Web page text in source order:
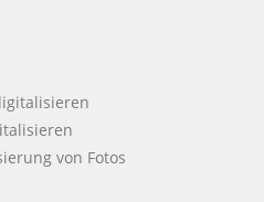
von Fotos